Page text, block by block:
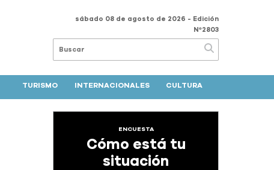
sábado 08 de agosto de 2026 - Edición
Nº2803
TURISMO INTERNACIONALES CULTURA
ENCUESTA
Cómo está tu
situación